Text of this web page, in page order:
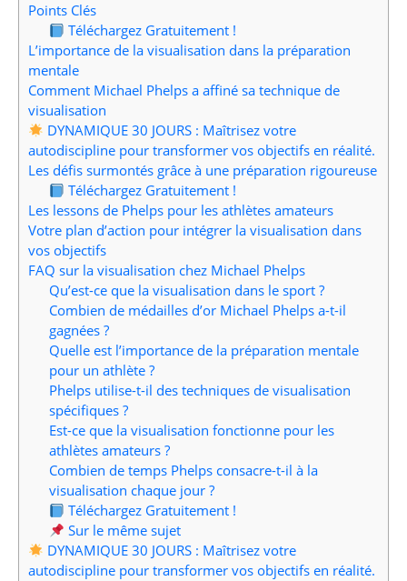
Points Clés
Téléchargez Gratuitement !
L’importance de la visualisation dans la préparation
mentale
Comment Michael Phelps a affiné sa technique de
visualisation
DYNAMIQUE 30 JOURS : Maîtrisez votre
autodiscipline pour transformer vos objectifs en réalité.
Les défis surmontés grâce à une préparation rigoureuse
Téléchargez Gratuitement !
Les lessons de Phelps pour les athlètes amateurs
Votre plan d’action pour intégrer la visualisation dans
vos objectifs
FAQ sur la visualisation chez Michael Phelps
Qu’est-ce que la visualisation dans le sport ?
Combien de médailles d’or Michael Phelps a-t-il
gagnées ?
Quelle est l’importance de la préparation mentale
pour un athlète ?
Phelps utilise-t-il des techniques de visualisation
spécifiques ?
Est-ce que la visualisation fonctionne pour les
athlètes amateurs ?
Combien de temps Phelps consacre-t-il à la
visualisation chaque jour ?
Téléchargez Gratuitement !
Sur le même sujet
DYNAMIQUE 30 JOURS : Maîtrisez votre
autodiscipline pour transformer vos objectifs en réalité.